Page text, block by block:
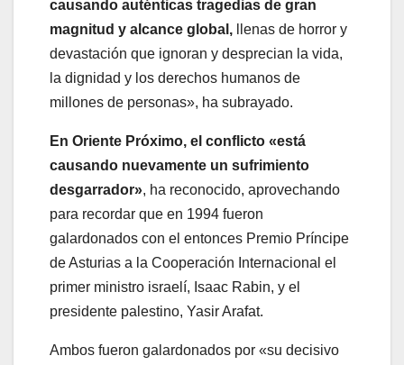
causando auténticas tragedias de gran
magnitud y alcance global, llenas de horror y
devastación que ignoran y desprecian la vida,
la dignidad y los derechos humanos de
millones de personas», ha subrayado.
En Oriente Próximo, el conflicto «está
causando nuevamente un sufrimiento
desgarrador», ha reconocido, aprovechando
para recordar que en 1994 fueron
galardonados con el entonces Premio Príncipe
de Asturias a la Cooperación Internacional el
primer ministro israelí, Isaac Rabin, y el
presidente palestino, Yasir Arafat.
Ambos fueron galardonados por «su decisivo